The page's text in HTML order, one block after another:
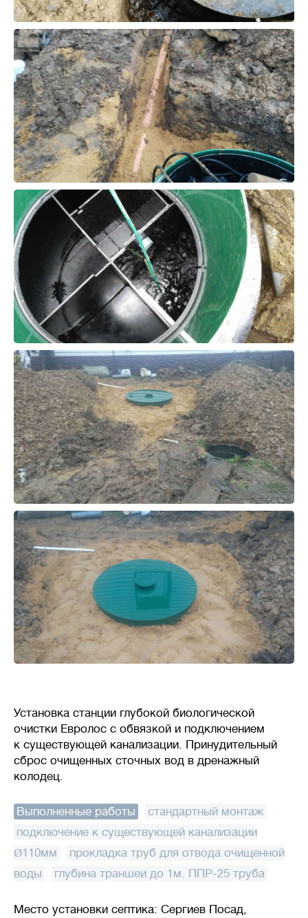
Установка станции глубокой биологической
очистки Евролос с обвязкой и подключением
к существующей канализации. Принудительный
сброс очищенных сточных вод в дренажный
колодец.
Выполненные работы стандартный монтаж
подключение к существующей канализации
Ø110мм
прокладка труб для отвода очищенной
воды
глубина траншеи до 1м. ППР-25 труба
Место установки септика: Сергиев Посад,